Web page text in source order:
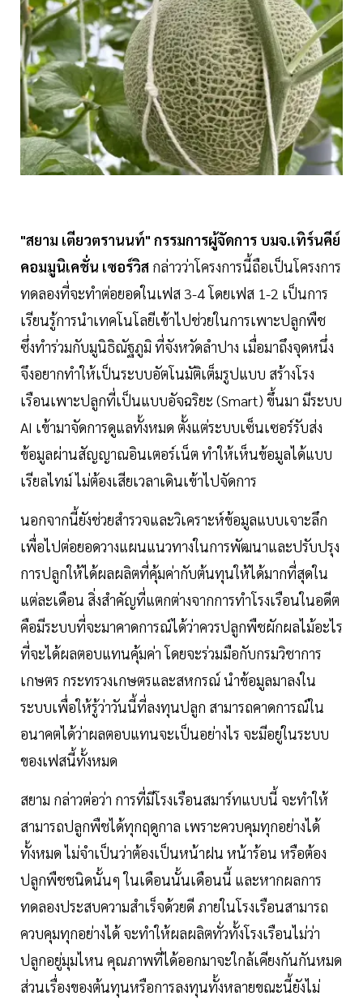
"สยาม เตียวตรานนท์" กรรมการผู้จัดการ บมจ.เทิร์นคีย์
คอมมูนิเคชั่น เซอร์วิส กล่าวว่าโครงการนี้ถือเป็นโครงการ
ทดลองที่จะทำต่อยอดในเฟส 3-4 โดยเฟส 1-2 เป็นการ
เรียนรู้การนำเทคโนโลยีเข้าไปช่วยในการเพาะปลูกพืช
ซึ่งทำร่วมกับมูนิธิณัฐภูมิ ที่จังหวัดลำปาง เมื่อมาถึงจุดหนึ่ง
จึงอยากทำให้เป็นระบบอัตโนมัติเต็มรูปแบบ สร้างโรง
เรือนเพาะปลูกที่เป็นแบบอัจฉริยะ (Smart) ขึ้นมา มีระบบ
AI เข้ามาจัดการดูแลทั้งหมด ตั้งแต่ระบบเซ็นเซอร์รับส่ง
ข้อมูลผ่านสัญญาณอินเตอร์เน็ต ทำให้เห็นข้อมูลได้แบบ
เรียลไทม์ ไม่ต้องเสียเวลาเดินเข้าไปจัดการ
นอกจากนี้ยังช่วยสำรวจและวิเคราะห์ข้อมูลแบบเจาะลึก
เพื่อไปต่อยอดวางแผนแนวทางในการพัฒนาและปรับปรุง
การปลูกให้ได้ผลผลิตที่คุ้มค่ากับต้นทุนให้ได้มากที่สุดใน
แต่ละเดือน สิ่งสำคัญที่แตกต่างจากการทำโรงเรือนในอดีต
คือมีระบบที่จะมาคาดการณ์ได้ว่าควรปลูกพืชผักผลไม้อะไร
ที่จะได้ผลตอบแทนคุ้มค่า โดยจะร่วมมือกับกรมวิชาการ
เกษตร กระทรวงเกษตรและสหกรณ์ นำข้อมูลมาลงใน
ระบบเพื่อให้รู้ว่าวันนี้ที่ลงทุนปลูก สามารถคาดการณ์ใน
อนาคตได้ว่าผลตอบแทนจะเป็นอย่างไร จะมีอยู่ในระบบ
ของเฟสนี้ทั้งหมด
สยาม กล่าวต่อว่า การที่มีโรงเรือนสมาร์ทแบบนี้ จะทำให้
สามารถปลูกพืชได้ทุกฤดูกาล เพราะควบคุมทุกอย่างได้
ทั้งหมด ไม่จำเป็นว่าต้องเป็นหน้าฝน หน้าร้อน หรือต้อง
ปลูกพืชชนิดนั้นๆ ในเดือนนั้นเดือนนี้ และหากผลการ
ทดลองประสบความสำเร็จด้วยดี ภายในโรงเรือนสามารถ
ควบคุมทุกอย่างได้ จะทำให้ผลผลิตทั่วทั้งโรงเรือนไม่ว่า
ปลูกอยู่มุมไหน คุณภาพที่ได้ออกมาจะใกล้เคียงกันกันหมด
ส่วนเรื่องของต้นทุนหรือการลงทุนทั้งหลายขณะนี้ยังไม่